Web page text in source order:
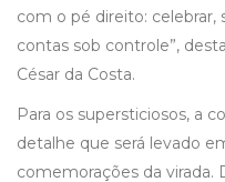
com o pé direito:
contas sob controle”,
César da Costa.
Para os supersticiosos, a
detalhe que será levado
comemorações da